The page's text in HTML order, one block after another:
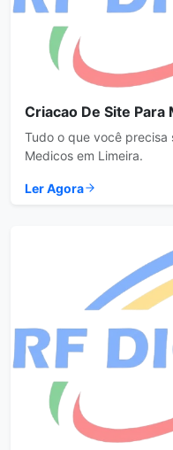
Criacao De Site
Tudo o que você precisa
Medicos em Limeira.
Ler Agora